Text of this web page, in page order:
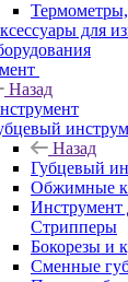
для
Назад
Назад
Губцевый
Обжимные
Инструмент
Стрипперы
Бокорезы и
Сменные